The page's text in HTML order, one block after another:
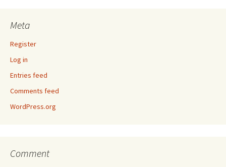
Meta
Register
Log in
Entries feed
Comments feed
WordPress.org
Comment